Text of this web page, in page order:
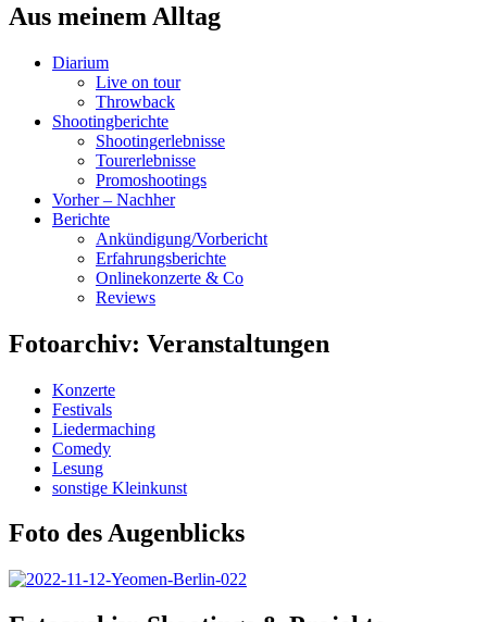
Aus meinem Alltag
Diarium
Live on tour
Throwback
Shootingberichte
Shootingerlebnisse
Tourerlebnisse
Promoshootings
Vorher – Nachher
Berichte
Ankündigung/Vorbericht
Erfahrungsberichte
Onlinekonzerte & Co
Reviews
Fotoarchiv: Veranstaltungen
Konzerte
Festivals
Liedermaching
Comedy
Lesung
sonstige Kleinkunst
Foto des Augenblicks